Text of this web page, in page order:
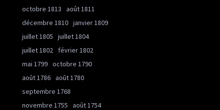
octobre 1813
août 1811
décembre 1810 janvier 1809
juillet 1805
juillet 1804
juillet 1802
février 1802
mai 1799 octobre 1790
août 1786 août 1780
septembre 1768
novembre 1755
août 1754